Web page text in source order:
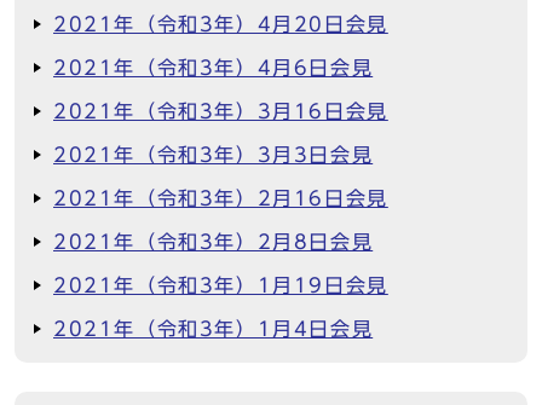
2021年（令和3年）4月20日会見
2021年（令和3年）4月6日会見
2021年（令和3年）3月16日会見
2021年（令和3年）3月3日会見
2021年（令和3年）2月16日会見
2021年（令和3年）2月8日会見
2021年（令和3年）1月19日会見
2021年（令和3年）1月4日会見